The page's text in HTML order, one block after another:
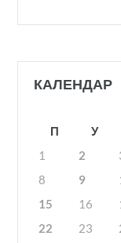
КАЛЕНДАР
П У
1
2
8
9
15
16
22
23